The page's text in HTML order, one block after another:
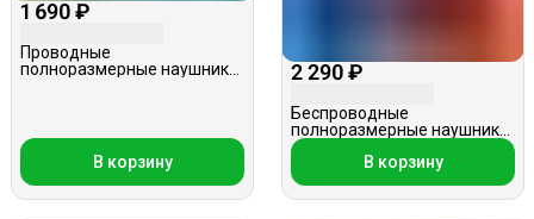
1 690 ₽
Проводные
полноразмерные наушники,
В корзину
2 290 ₽
Беспроводные
полноразмерные наушники,
Borofone BO8, черные
В корзину